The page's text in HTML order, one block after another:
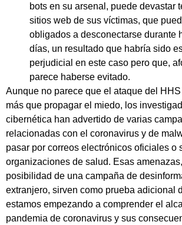
bots en su arsenal, puede devastar
sitios web de sus víctimas, que
obligados a desconectarse durante
días, un resultado que habría sido
perjudicial en este caso pero que,
parece haberse evitado.
Aunque no parece que el ataque del
más que propagar el miedo, los
cibernética han advertido de varias
relacionadas con el coronavirus y de
pasar por correos electrónicos oficiales o
organizaciones de salud. Esas
posibilidad de una campaña de
extranjero, sirven como prueba adicional
estamos empezando a comprender el
pandemia de coronavirus y sus